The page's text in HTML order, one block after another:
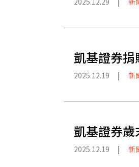
凱基證券
2025.12.19 | 新
凱基證券
2025.12.19 | 新